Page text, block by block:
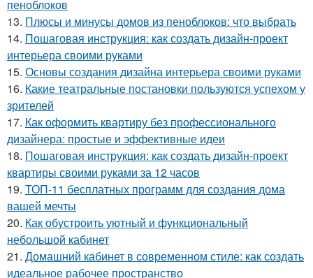
пеноблоков
13. Плюсы и минусы домов из пеноблоков: что выбрать
14. Пошаговая инструкция: как создать дизайн-проект
интерьера своими руками
15. Основы создания дизайна интерьера своими руками
16. Какие театральные постановки пользуются успехом у
зрителей
17. Как оформить квартиру без профессионального
дизайнера: простые и эффективные идеи
18. Пошаговая инструкция: как создать дизайн-проект
квартиры своими руками за 12 часов
19. ТОП-11 бесплатных программ для создания дома
вашей мечты
20. Как обустроить уютный и функциональный
небольшой кабинет
21. Домашний кабинет в современном стиле: как создать
идеальное рабочее пространство